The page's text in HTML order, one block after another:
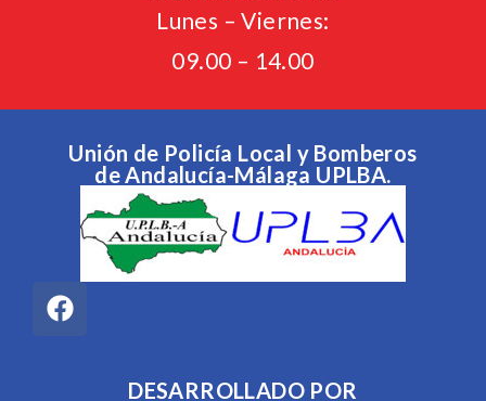
Lunes – Viernes:
09.00 – 14.00
Unión de Policía Local y Bomberos
de Andalucía-Málaga UPLBA.
DESARROLLADO POR